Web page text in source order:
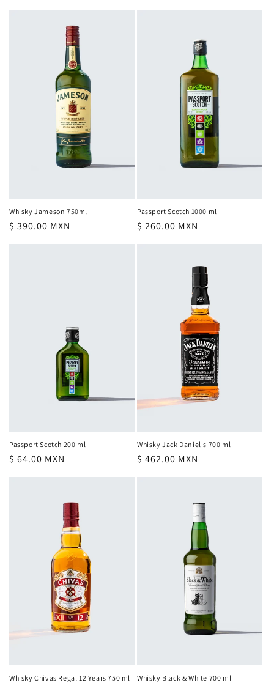
habitual
de
oferta
habitual
Whisky Jameson 750ml
Precio
$ 390.00 MXN
Passport Scotch 1000 ml
Precio
$ 260.00 MXN
Passport Scotch 200 ml
Precio
habitual
$ 64.00 MXN
Whisky Jack Daniel's 700 ml
Precio
habitual
$ 462.00 MXN
Whisky Chivas Regal 12 Years 750 ml Whisky Black & White 700 ml